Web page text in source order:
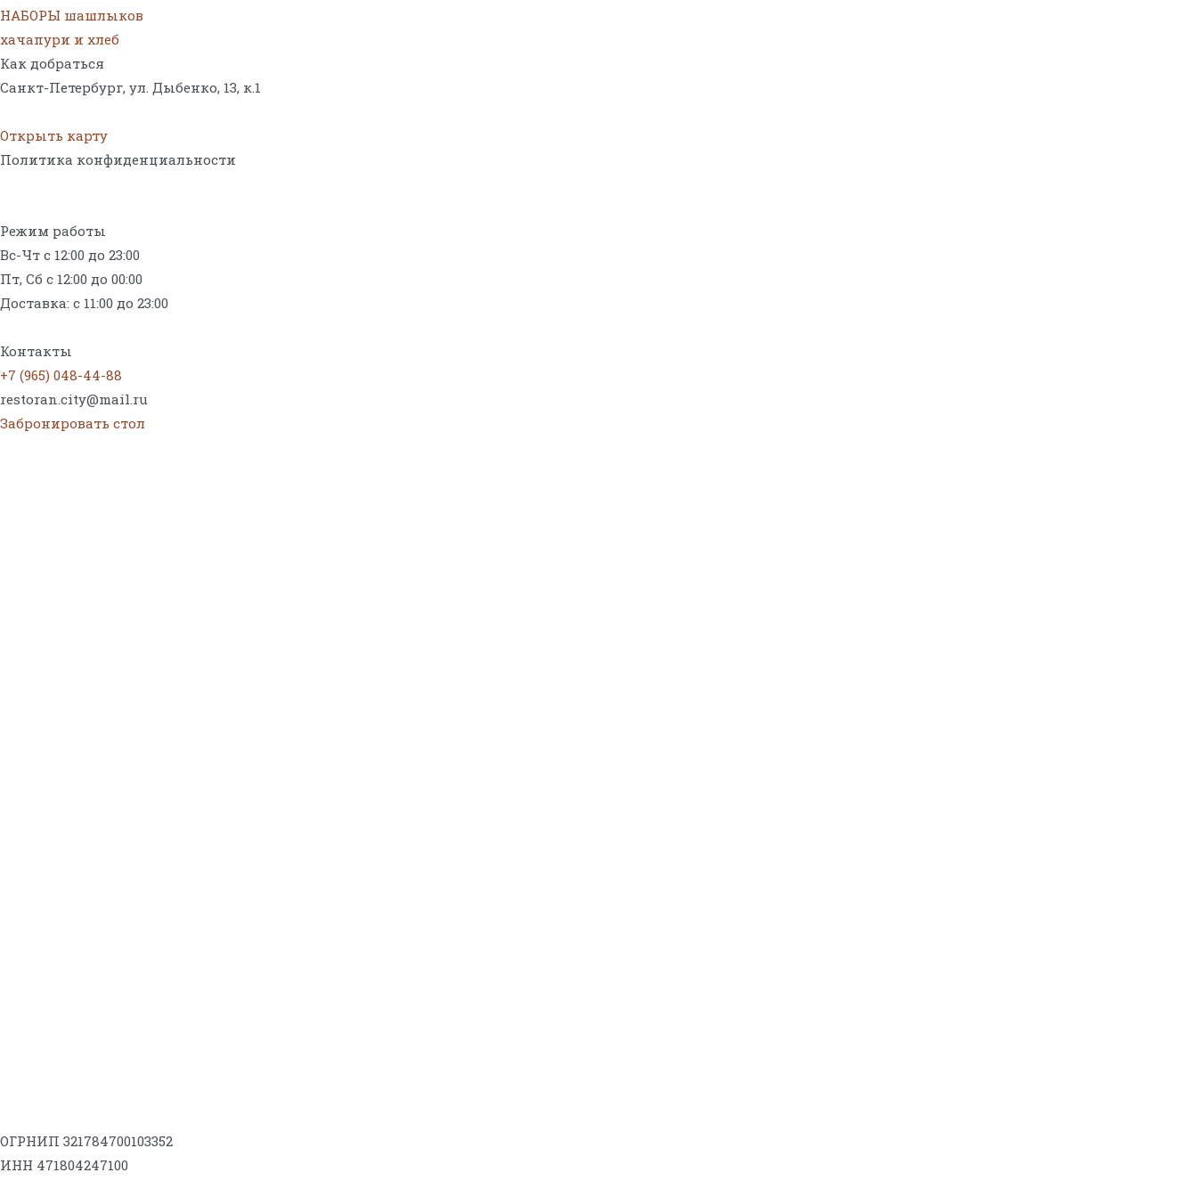
НАБОРЫ шашлыков
хачапури и хлеб
Как добраться
Санкт-Петербург, ул. Дыбенко, 13, к.1
Открыть карту
Политика конфиденциальности
Режим работы
Вс-Чт с 12:00 до 23:00
Пт, Сб с 12:00 до 00:00
Доставка: с 11:00 до 23:00
Контакты
+7 (965) 048-44-88
restoran.city@mail.ru
Забронировать стол
ОГРНИП 321784700103352
ИНН 471804247100